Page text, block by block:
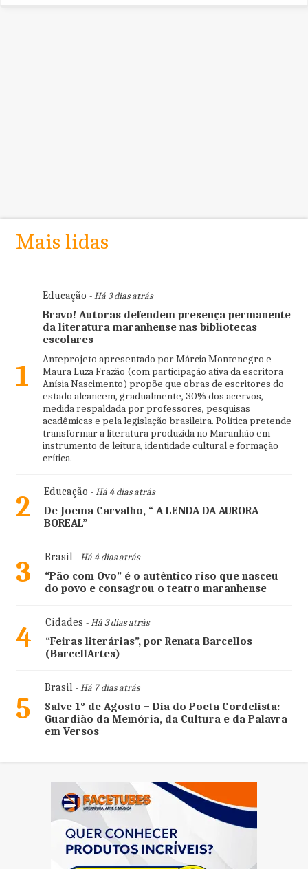
Mais lidas
1
Educação - Há 3 dias atrás
Bravo! Autoras defendem presença permanente
da literatura maranhense nas bibliotecas
escolares
Anteprojeto apresentado por Márcia Montenegro e
Maura Luza Frazão (com participação ativa da escritora
Anísia Nascimento) propõe que obras de escritores do
estado alcancem, gradualmente, 30% dos acervos,
medida respaldada por professores, pesquisas
acadêmicas e pela legislação brasileira. Política pretende
transformar a literatura produzida no Maranhão em
instrumento de leitura, identidade cultural e formação
crítica.
2 Educação - Há 4 dias atrás
De Joema Carvalho, “ A LENDA DA AURORA
BOREAL”
3 Brasil- Há 4 dias atrás
“Pão com Ovo” é o autêntico riso que nasceu
do povo e consagrou o teatro maranhense
4 Cidades - Há 3 dias atrás
“Feiras literárias”, por Renata Barcellos
(BarcellArtes)
5
Brasil- Há 7 dias atrás
Salve 1º de Agosto – Dia do Poeta Cordelista:
Guardião da Memória, da Cultura e da Palavra
em Versos